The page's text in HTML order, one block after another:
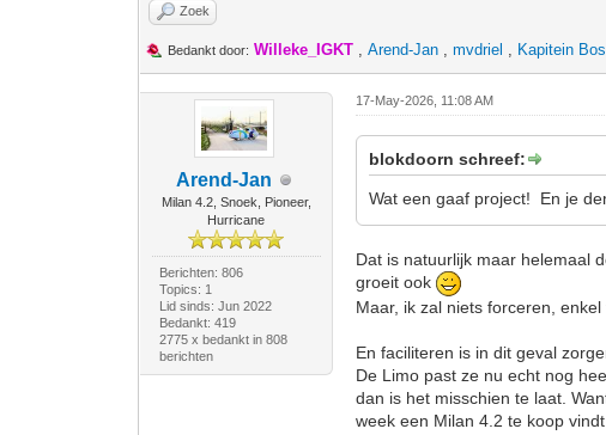
Zoek
Bedankt door: Willeke_IGKT ,Arend-Jan ,mvdriel , Kapitein
Arend-Jan
Milan 4.2, Snoek, Pioneer,
Hurricane
Berichten: 806
Topics: 1
Lid sinds: Jun 2022
Bedankt: 419
2775 x bedankt in 808
berichten
17-May-2026, 11:08 AM
blokdoorn schreef:
Wat een gaaf project! En je
Dat is natuurlijk maar helemaal
groeit ook
Maar, ik zal niets forceren, enkel
En faciliteren is in dit geval
De Limo past ze nu echt nog
dan is het misschien te laat.
week een Milan 4.2 te koop